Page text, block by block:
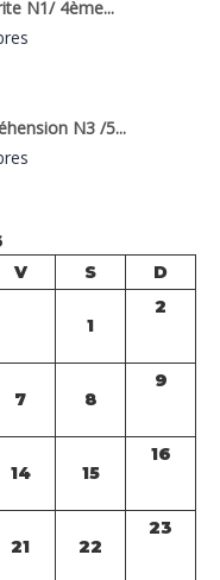
N1/ 4ème...
N3 /5...
V S D
1
2
7 8
9
14 15
16
21 22
23